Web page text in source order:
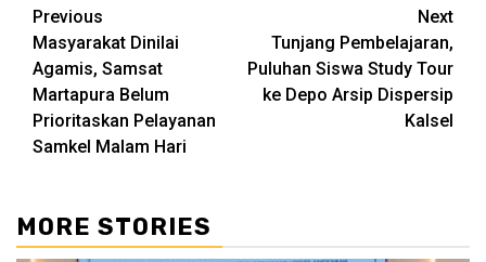
Continue
Reading
Previous
Masyarakat Dinilai
Agamis, Samsat
Martapura Belum
Prioritaskan Pelayanan
Samkel Malam Hari
Next
Tunjang Pembelajaran,
Puluhan Siswa Study Tour
ke Depo Arsip Dispersip
Kalsel
MORE STORIES